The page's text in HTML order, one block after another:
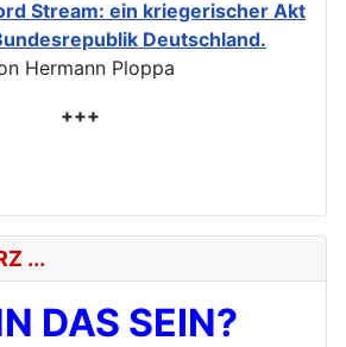
Stream: ein kriegerischer Akt
Deutschland.
Hermann Ploppa
+++
...
DAS SEIN?